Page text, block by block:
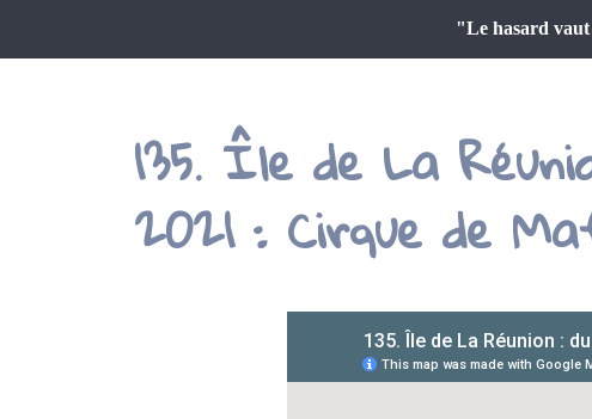
"Le hasard
135. Île de La
2021 : Cirque de